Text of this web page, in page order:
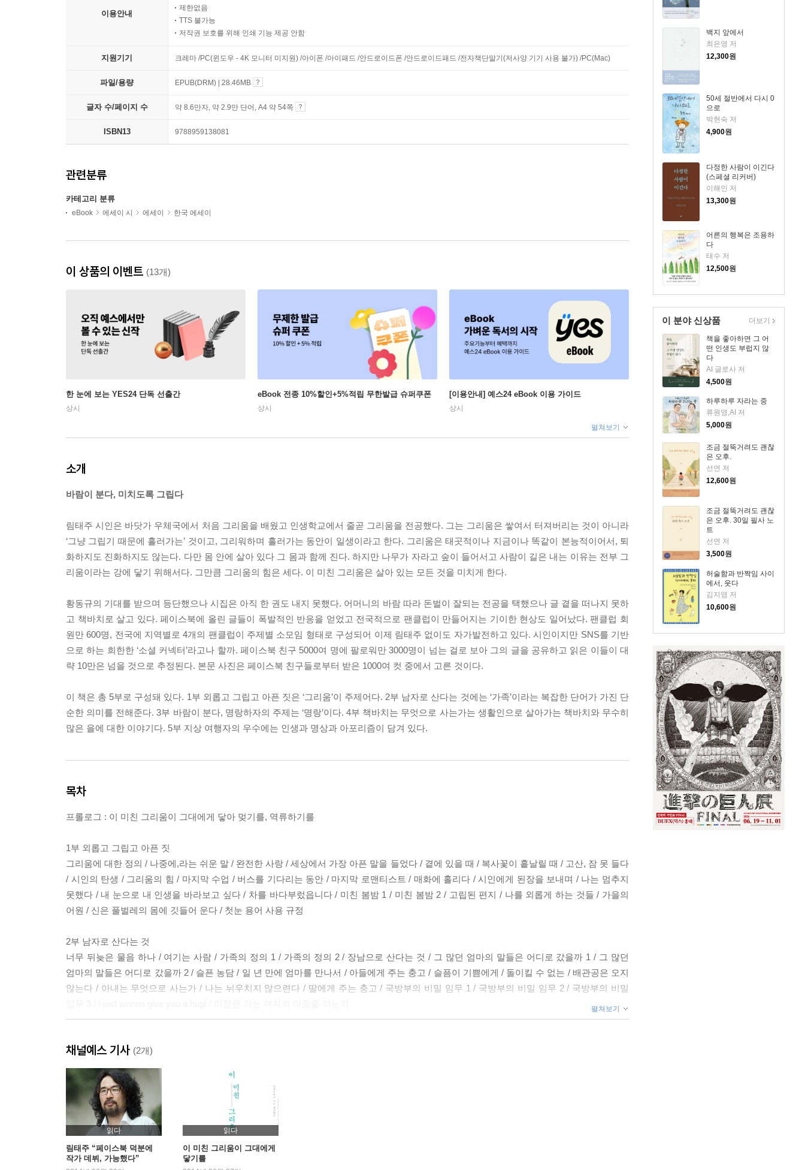
백지 앞에서
최은영 저
12,300원
50세 절반에서 다시 0
으로
박현숙 저
4,900원
다정한 사람이 이긴다
(스페셜 리커버)
이해인 저
13,300원
어른의 행복은 조용하
다
태수 저
12,500원
이 분야 신상품
책을 좋아하면 그 어
떤 인생도 부럽지 않
다
AI 글로사 저
4,500원
하루하루 자라는 중
류원영,AI 저
5,000원
조금 절뚝거려도 괜찮
은 오후.
선연 저
12,600원
조금 절뚝거려도 괜찮
은 오후. 30일 필사 노
트
선연 저
3,500원
허술함과 반짝임 사이
에서, 웃다
김지영 저
10,600원
더보기
이용안내
제한없음
TTS 불가능
저작권 보호를 위해 인쇄 기능 제공 안함
지원기기 크레마 /PC(윈도우 - 4K 모니터 미지원) /아이폰 /아이패드 /안드로이드폰 /안드로이드패드 /전자책단말기(저사양 기기 사용 불가) /PC(Mac)
파일/용량 EPUB(DRM) | 28.46MB
글자 수/페이지 수 약 8.6만자, 약 2.9만 단어, A4 약 54쪽
ISBN13 9788959138081
관련분류
카테고리 분류
eBook 에세이 시 에세이 한국 에세이
이 상품의 이벤트 (13개)
한 눈에 보는 YES24 단독 선출간
상시
eBook 전종 10%할인+5%적립 무한발급 슈퍼쿠폰
상시
[이용안내] 예스24 eBook 이용 가이드
상시
펼쳐보기
소개
바람이 분다, 미치도록 그립다
림태주 시인은 바닷가 우체국에서 처음 그리움을 배웠고 인생학교에서 줄곧 그리움을 전공했다. 그는 그리움은 쌓여서 터져버리는 것이 아니라
‘그냥 그립기 때문에 흘러가는’ 것이고, 그리워하며 흘러가는 동안이 일생이라고 한다. 그리움은 태곳적이나 지금이나 똑같이 본능적이어서, 퇴
화하지도 진화하지도 않는다. 다만 몸 안에 살아 있다 그 몸과 함께 진다. 하지만 나무가 자라고 숲이 들어서고 사람이 길은 내는 이유는 전부 그
리움이라는 강에 닿기 위해서다. 그만큼 그리움의 힘은 세다. 이 미친 그리움은 살아 있는 모든 것을 미치게 한다.
황동규의 기대를 받으며 등단했으나 시집은 아직 한 권도 내지 못했다. 어머니의 바람 따라 돈벌이 잘되는 전공을 택했으나 글 곁을 떠나지 못하
고 책바치로 살고 있다. 페이스북에 올린 글들이 폭발적인 반응을 얻었고 전국적으로 팬클럽이 만들어지는 기이한 현상도 일어났다. 팬클럽 회
원만 600명, 전국에 지역별로 4개의 팬클럽이 주제별 소모임 형태로 구성되어 이제 림태주 없이도 자가발전하고 있다. 시인이지만 SNS를 기반
으로 하는 희한한 ‘소셜 커넥터’라고나 할까. 페이스북 친구 5000여 명에 팔로워만 3000명이 넘는 걸로 보아 그의 글을 공유하고 읽은 이들이 대
략 10만은 넘을 것으로 추정된다. 본문 사진은 페이스북 친구들로부터 받은 1000여 컷 중에서 고른 것이다.
이 책은 총 5부로 구성돼 있다. 1부 외롭고 그립고 아픈 짓은 ‘그리움’이 주제어다. 2부 남자로 산다는 것에는 ‘가족’이라는 복잡한 단어가 가진 단
순한 의미를 전해준다. 3부 바람이 분다, 명랑하자의 주제는 ‘명랑’이다. 4부 책바치는 무엇으로 사는가는 생활인으로 살아가는 책바치와 무수히
많은 을에 대한 이야기다. 5부 지상 여행자의 우수에는 인생과 명상과 아포리즘이 담겨 있다.
목차
프롤로그 : 이 미친 그리움이 그대에게 닿아 멎기를, 역류하기를
1부 외롭고 그립고 아픈 짓
그리움에 대한 정의 / 나중에,라는 쉬운 말 / 완전한 사랑 / 세상에서 가장 아픈 말을 들었다 / 곁에 있을 때 / 복사꽃이 흩날릴 때 / 고산, 잠 못 들다
/ 시인의 탄생 / 그리움의 힘 / 마지막 수업 / 버스를 기다리는 동안 / 마지막 로맨티스트 / 매화에 홀리다 / 시인에게 된장을 보내며 / 나는 멈추지
못했다 / 내 눈으로 내 인생을 바라보고 싶다 / 차를 바다부렀읍니다 / 미친 봄밤 1 / 미친 봄밤 2 / 고립된 편지 / 나를 외롭게 하는 것들 / 가을의
어원 / 신은 풀벌레의 몸에 깃들어 운다 / 첫눈 용어 사용 규정
2부 남자로 산다는 것
너무 뒤늦은 물음 하나 / 여기는 사람 / 가족의 정의 1 / 가족의 정의 2 / 장남으로 산다는 것 / 그 많던 엄마의 말들은 어디로 갔을까 1 / 그 많던
엄마의 말들은 어디로 갔을까 2 / 슬픈 농담 / 일 년 만에 엄마를 만나서 / 아들에게 주는 충고 / 슬픔이 기쁨에게 / 돌이킬 수 없는 / 배관공은 오지
않는다 / 아내는 무엇으로 사는가 / 나는 뉘우치지 않으련다 / 딸에게 주는 충고 / 국방부의 비밀 임무 1 / 국방부의 비밀 임무 2 / 국방부의 비밀
햇볕 아래에서 너를 기다리며 / 립스틱 짙게 바르고 #1 / 립스틱 짙게 바르고 #2 / 립스틱 짙게 바르고 #3 / 립스틱 짙게 바르고 #4 / 나 좋아하지
마 / 자뻑 과대 망상증 발병 요령 / 선배에게 드리는 충고 / 여름 하숙집 풍경 1 / 여름 하숙집 풍경 2 / 여름 하숙집 풍경 3 / 죽은 시인의 사회 /
오빠가 돌아왔다 1 / 오빠가 돌아왔다 2 / 오빠가 돌아왔다 3 / 불량품도 오래 견디면 골동품이 된다 / 도무지 알 수 없는 한 가지 / 남자의 관능 /
문제적 인간, 허당 선생 / 꽃샘주의보
4부 책바치는 무엇으로 사는가
고맙다는 반듯한 말 / 지슬밥을 먹으며 / 자존의 높이 / 갑과 을에 관한 정의 / 페이스북은 누구를 위한 책인가 / 사랑하는 태주 씨 / 미치기 조흔 봄
날씨 / 결근 뒷담화 / 오마주 체 게바라를 들으며 / 짧은 자서전 / 말하는, 자기소개서 / 출근하는 아침이 있는 삶 / 생활인의 순수 / 처음 투고를
펼쳐보기
채널예스 기사 (2개)
읽다
림태주 “페이스북 덕분에
작가 데뷔, 가능했다”
읽다
이 미친 그리움이 그대에게
닿기를